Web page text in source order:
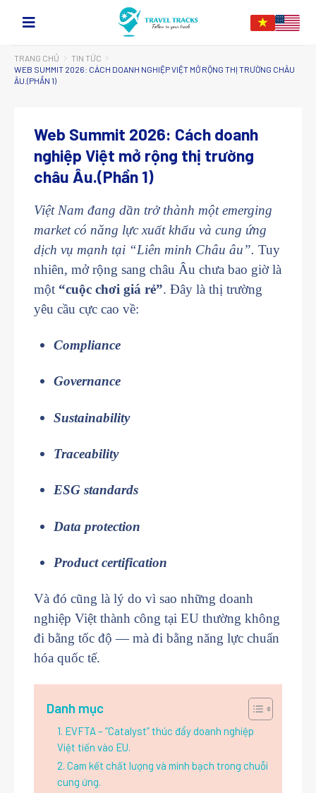
TRANG CHỦ
TIN TỨC
WEB SUMMIT 2026: CÁCH DOANH NGHIỆP VIỆT MỞ RỘNG THỊ TRƯỜNG CHÂU
ÂU.(PHẦN 1)
Web Summit 2026: Cách doanh
nghiệp Việt mở rộng thị trường
châu Âu.(Phần 1)
Việt Nam đang dần trở thành một emerging
market có năng lực xuất khẩu và cung ứng
dịch vụ mạnh tại “Liên minh Châu âu”. Tuy
nhiên, mở rộng sang châu Âu chưa bao giờ là
một “cuộc chơi giá rẻ”. Đây là thị trường
yêu cầu cực cao về:
Compliance
Governance
Sustainability
Traceability
ESG standards
Data protection
Product certification
Và đó cũng là lý do vì sao những doanh
nghiệp Việt thành công tại EU thường không
đi bằng tốc độ — mà đi bằng năng lực chuẩn
hóa quốc tế.
1. EVFTA – “Catalyst” thúc đẩy doanh nghiệp
Việt tiến vào EU.
2. Cam kết chất lượng và minh bạch trong chuỗi
cung ứng.